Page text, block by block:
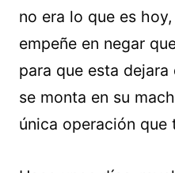
no era lo que es
empeñe en negar
para que esta
se monta en su
única operación que